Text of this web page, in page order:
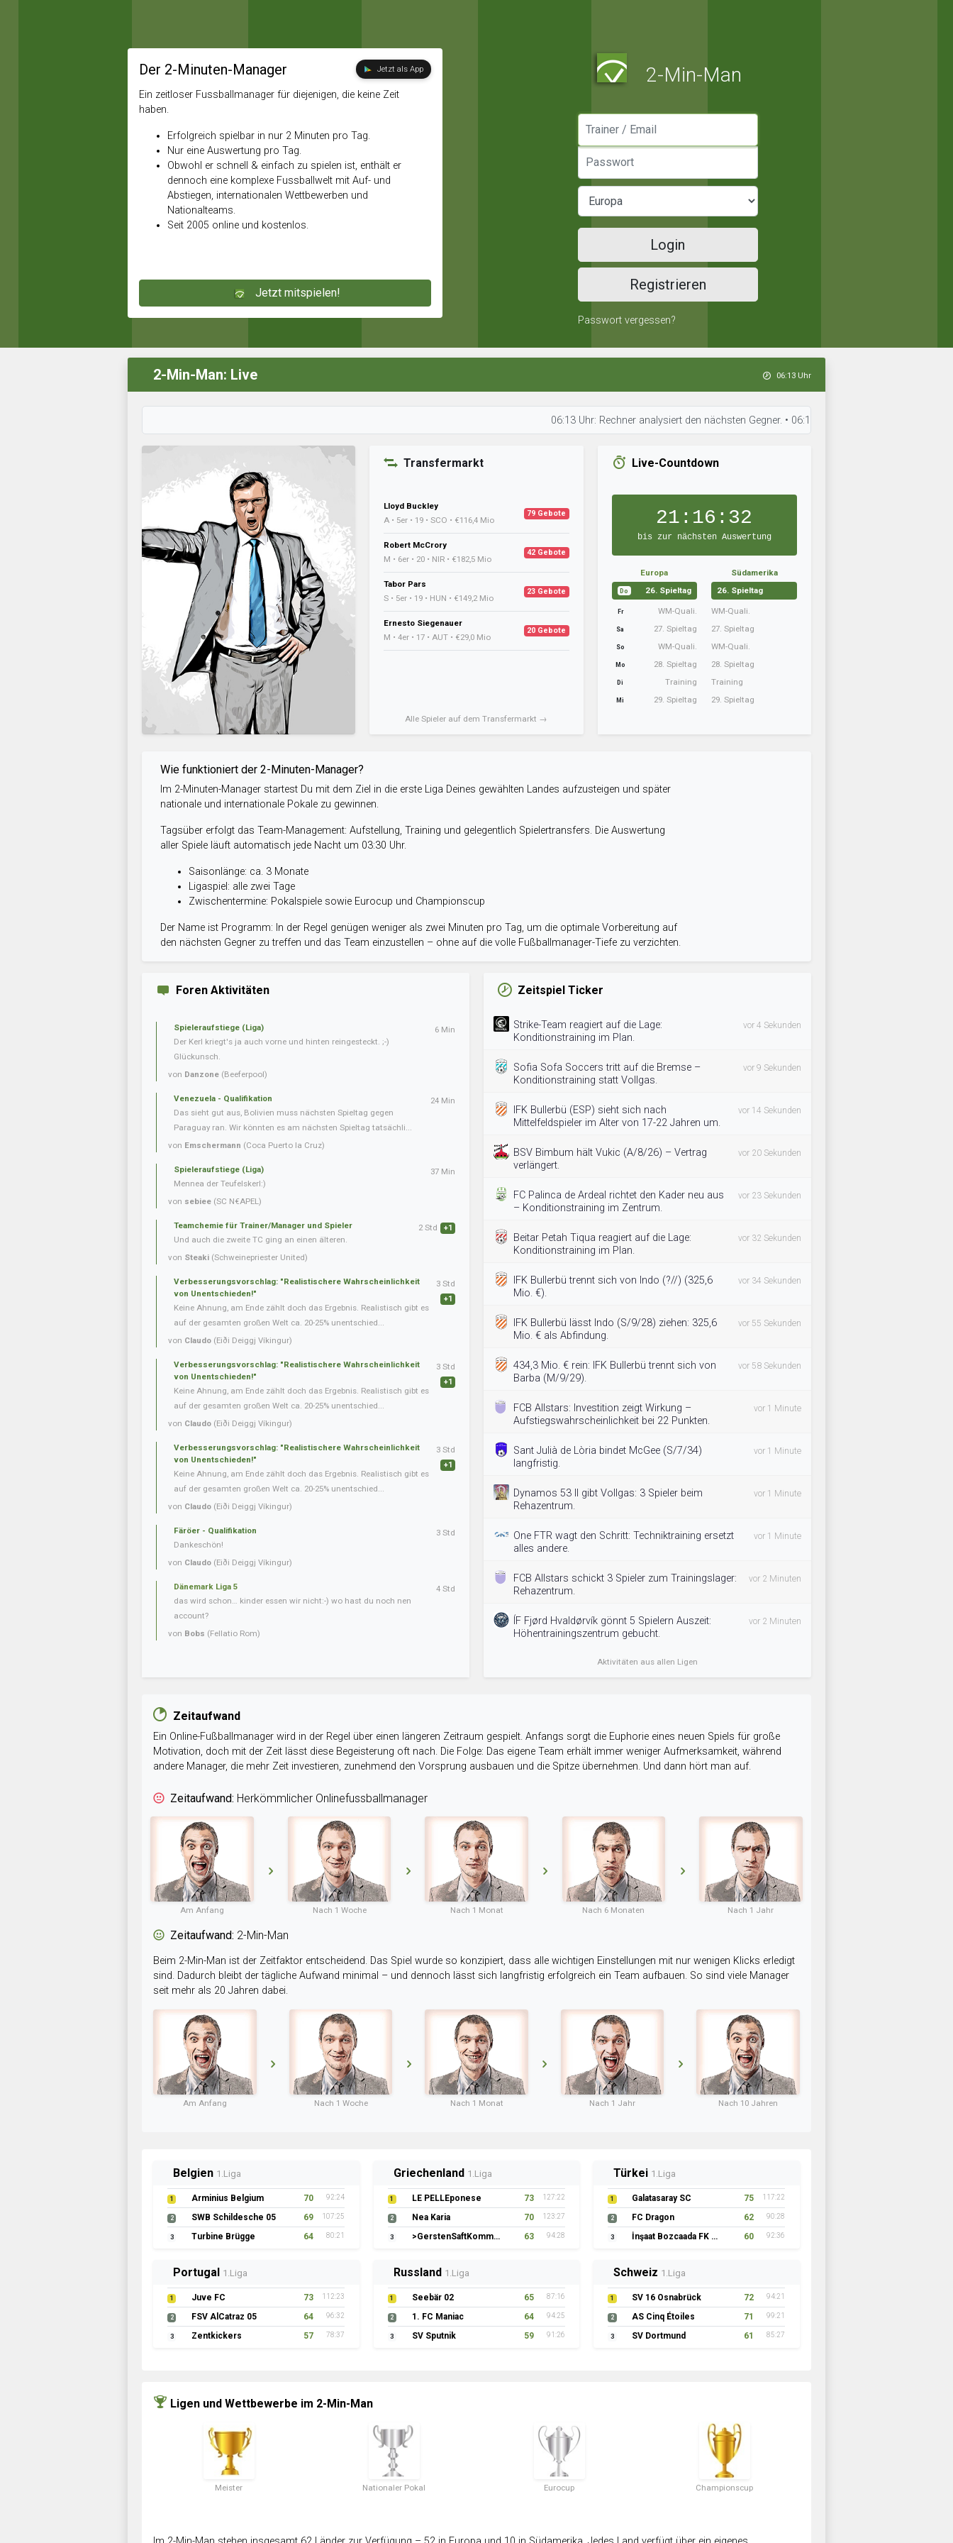
Der 2-Minuten-Manager Jetzt als App
Ein zeitloser Fussballmanager für diejenigen, die keine Zeit
haben.
Erfolgreich spielbar in nur 2 Minuten pro Tag.
Nur eine Auswertung pro Tag.
Obwohl er schnell & einfach zu spielen ist, enthält er
dennoch eine komplexe Fussballwelt mit Auf- und
Abstiegen, internationalen Wettbewerben und
Nationalteams.
Seit 2005 online und kostenlos.
Jetzt mitspielen!
2-Min-Man
Login
Registrieren
Passwort vergessen?
2-Min-Man: Live 06:13 Uhr
06:13 Uhr: Rechner analysiert den nächsten Gegner. • 06:13 Uhr: Balaton FC hat die
Transfermarkt
Lloyd Buckley
A • 5er • 19 • SCO • €116,4 Mio
79 Gebote
Robert McCrory
M • 6er • 20 • NIR • €182,5 Mio
42 Gebote
Tabor Pars
S • 5er • 19 • HUN • €149,2 Mio
23 Gebote
Ernesto Siegenauer
M • 4er • 17 • AUT • €29,0 Mio
20 Gebote
Alle Spieler auf dem Transfermarkt →
Live-Countdown
21:16:31
bis zur nächsten Auswertung
Europa
Do 26. Spieltag
Fr WM-Quali.
Sa 27. Spieltag
So WM-Quali.
Mo 28. Spieltag
Di Training
Mi 29. Spieltag
Südamerika
26. Spieltag
WM-Quali.
27. Spieltag
WM-Quali.
28. Spieltag
Training
29. Spieltag
Wie funktioniert der 2-Minuten-Manager?
Im 2-Minuten-Manager startest Du mit dem Ziel in die erste Liga Deines gewählten Landes aufzusteigen und später
nationale und internationale Pokale zu gewinnen.
Tagsüber erfolgt das Team-Management: Aufstellung, Training und gelegentlich Spielertransfers. Die Auswertung
aller Spiele läuft automatisch jede Nacht um 03:30 Uhr.
Saisonlänge: ca. 3 Monate
Ligaspiel: alle zwei Tage
Zwischentermine: Pokalspiele sowie Eurocup und Championscup
Der Name ist Programm: In der Regel genügen weniger als zwei Minuten pro Tag, um die optimale Vorbereitung auf
den nächsten Gegner zu treffen und das Team einzustellen – ohne auf die volle Fußballmanager-Tiefe zu verzichten.
Foren Aktivitäten
Spieleraufstiege (Liga)
Der Kerl kriegt's ja auch vorne und hinten reingesteckt. ;-)
Glückunsch.
von Danzone (Beeferpool)
6 Min
Venezuela - Qualifikation
Das sieht gut aus, Bolivien muss nächsten Spieltag gegen
Paraguay ran. Wir könnten es am nächsten Spieltag tatsächli...
von Emschermann (Coca Puerto la Cruz)
24 Min
Spieleraufstiege (Liga)
Mennea der Teufelskerl:)
von sebiee (SC N€APEL)
37 Min
Teamchemie für Trainer/Manager und Spieler
Und auch die zweite TC ging an einen älteren.
von Steaki (Schweinepriester United)
2 Std +1
Verbesserungsvorschlag: "Realistischere Wahrscheinlichkeit
von Unentschieden!"
Keine Ahnung, am Ende zählt doch das Ergebnis. Realistisch gibt es
auf der gesamten großen Welt ca. 20-25% unentschied...
von Claudo (Eiði Deiggj Víkingur)
3 Std
+1
Verbesserungsvorschlag: "Realistischere Wahrscheinlichkeit
von Unentschieden!"
Keine Ahnung, am Ende zählt doch das Ergebnis. Realistisch gibt es
auf der gesamten großen Welt ca. 20-25% unentschied...
von Claudo (Eiði Deiggj Víkingur)
3 Std
+1
Verbesserungsvorschlag: "Realistischere Wahrscheinlichkeit
von Unentschieden!"
Keine Ahnung, am Ende zählt doch das Ergebnis. Realistisch gibt es
auf der gesamten großen Welt ca. 20-25% unentschied...
von Claudo (Eiði Deiggj Víkingur)
3 Std
+1
Färöer - Qualifikation
Dankeschön!
von Claudo (Eiði Deiggj Víkingur)
3 Std
Dänemark Liga 5
das wird schon… kinder essen wir nicht:-) wo hast du noch nen
account?
von Bobs (Fellatio Rom)
4 Std
Zeitspiel Ticker
Strike-Team reagiert auf die Lage:
Konditionstraining im Plan.
vor 4 Sekunden
Sofia Sofa Soccers tritt auf die Bremse –
Konditionstraining statt Vollgas.
vor 9 Sekunden
IFK Bullerbü (ESP) sieht sich nach
Mittelfeldspieler im Alter von 17-22 Jahren um.
vor 14 Sekunden
BSV Bimbum hält Vukic (A/8/26) – Vertrag
verlängert.
vor 20 Sekunden
FC Palinca de Ardeal richtet den Kader neu aus
– Konditionstraining im Zentrum.
vor 23 Sekunden
Beitar Petah Tiqua reagiert auf die Lage:
Konditionstraining im Plan.
vor 32 Sekunden
IFK Bullerbü trennt sich von Indo (?//) (325,6
Mio. €).
vor 34 Sekunden
IFK Bullerbü lässt Indo (S/9/28) ziehen: 325,6
Mio. € als Abfindung.
vor 55 Sekunden
434,3 Mio. € rein: IFK Bullerbü trennt sich von
Barba (M/9/29).
vor 58 Sekunden
FCB Allstars: Investition zeigt Wirkung –
Aufstiegswahrscheinlichkeit bei 22 Punkten.
vor 1 Minute
Sant Julià de Lòria bindet McGee (S/7/34)
langfristig.
vor 1 Minute
Dynamos 53 II gibt Vollgas: 3 Spieler beim
Rehazentrum.
vor 1 Minute
One FTR wagt den Schritt: Techniktraining ersetzt
alles andere.
vor 1 Minute
FCB Allstars schickt 3 Spieler zum Trainingslager:
Rehazentrum.
vor 2 Minuten
ÍF Fjørd Hvaldørvík gönnt 5 Spielern Auszeit:
Höhentrainingszentrum gebucht.
vor 2 Minuten
Aktivitäten aus allen Ligen
Zeitaufwand
Ein Online-Fußballmanager wird in der Regel über einen längeren Zeitraum gespielt. Anfangs sorgt die Euphorie eines neuen Spiels für große
Motivation, doch mit der Zeit lässt diese Begeisterung oft nach. Die Folge: Das eigene Team erhält immer weniger Aufmerksamkeit, während
andere Manager, die mehr Zeit investieren, zunehmend den Vorsprung ausbauen und die Spitze übernehmen. Und dann hört man auf.
Zeitaufwand: Herkömmlicher Onlinefussballmanager
Am Anfang Nach 1 Woche Nach 1 Monat Nach 6 Monaten Nach 1 Jahr
Zeitaufwand: 2-Min-Man
Beim 2-Min-Man ist der Zeitfaktor entscheidend. Das Spiel wurde so konzipiert, dass alle wichtigen Einstellungen mit nur wenigen Klicks erledigt
sind. Dadurch bleibt der tägliche Aufwand minimal – und dennoch lässt sich langfristig erfolgreich ein Team aufbauen. So sind viele Manager
seit mehr als 20 Jahren dabei.
Am Anfang Nach 1 Woche Nach 1 Monat Nach 1 Jahr Nach 10 Jahren
Belgien 1.Liga
1 Arminius Belgium 70 92:24
2 SWB Schildesche 05 69 107:25
3 Turbine Brügge 64 80:21
Griechenland 1.Liga
1 LE PELLEponese 73 127:22
2 Nea Karia 70 123:27
3 >GerstenSaftKommando 63 94:28
Türkei 1.Liga
1 Galatasaray SC 75 117:22
2 FC Dragon 62 90:28
3 İnşaat Bozcaada FK 1957 60 92:36
Portugal 1.Liga
1 Juve FC 73 112:23
2 FSV AlCatraz 05 64 96:32
3 Zentkickers 57 78:37
Russland 1.Liga
1 Seebär 02 65 87:16
2 1. FC Maniac 64 94:25
3 SV Sputnik 59 91:26
Schweiz 1.Liga
1 SV 16 Osnabrück 72 94:21
2 AS Cinq Étoiles 71 99:21
3 SV Dortmund 61 85:27
Ligen und Wettbewerbe im 2-Min-Man
Meister Nationaler Pokal Eurocup Championscup